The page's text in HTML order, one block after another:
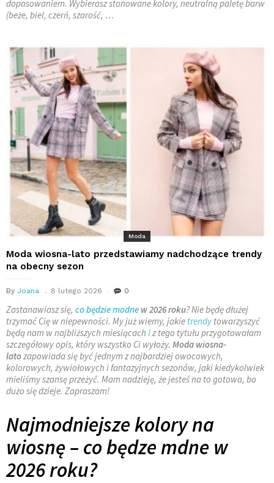
dopasowaniem. Wybierasz stonowane kolory, neutralną paletę barw
(beże, biel, czerń, szarość, …
Moda
Moda wiosna-lato przedstawiamy nadchodzące trendy
na obecny sezon
By Joana 8 lutego 2026 0
Zastanawiasz się, co będzie modne w 2026 roku? Nie będę dłużej
trzymać Cię w niepewności. My już wiemy, jakie trendy towarzyszyć
będą nam w najbliższych miesiącach iz tego tytułu przygotowałam
szczegółowy opis, który wszystko Ci wyłoży. Moda wiosna-
latozapowiada się być jednym z najbardziej owocowych,
kolorowych, żywiołowych i fantazyjnych sezonów, jaki kiedykolwiek
mieliśmy szansę przeżyć. Mam nadzieję, że jesteś na to gotowa, bo
dużo się dzieje. Zapraszam!
Najmodniejsze kolory na
wiosnę – co będze mdne w
2026 roku?